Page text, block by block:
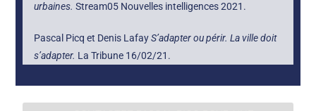
urbaines. Stream05 Nouvelles intelligences 2021.
Pascal Picq et Denis LafayS’adapter ou périr. La ville doit
s’adapter. La Tribune 16/02/21.